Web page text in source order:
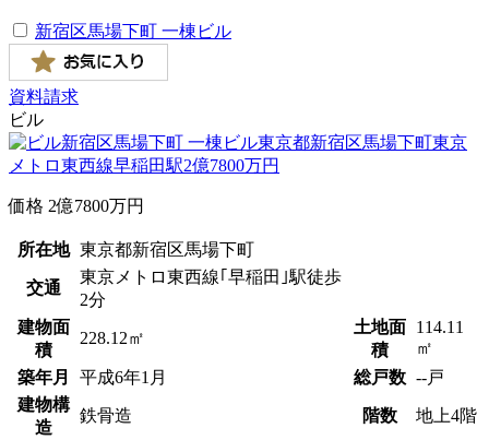
新宿区馬場下町 一棟ビル
資料請求
ビル
価格 2億7800万円
所在地 東京都新宿区馬場下町
交通
東京メトロ東西線｢早稲田｣駅徒歩
2分
建物面
積
228.12㎡
土地面
積
114.11
㎡
築年月
平成6年1 月 総戸数 --戸
建物構
造
鉄骨造 階数 地上4階